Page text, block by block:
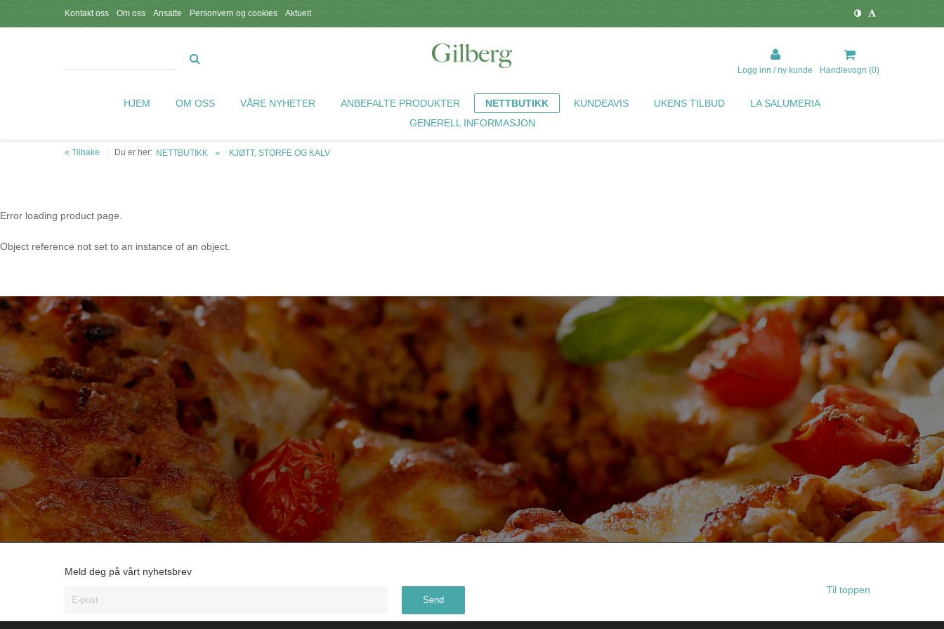
Kontakt oss Om oss Ansatte Personvern og cookies Aktuelt
Logg inn / ny kunde Handlevogn (0)
HJEM OM OSS VÅRE NYHETER ANBEFALTE PRODUKTER NETTBUTIKK KUNDEAVIS UKENS TILBUD
LA SALUMERIA
GENERELL INFORMASJON
« Tilbake Du er her: NETTBUTIKK KJØTT, STORFE OG KALV
Error loading product page.
Object reference not set to an instance of an object.
Meld deg på vårt nyhetsbrev
Til toppen